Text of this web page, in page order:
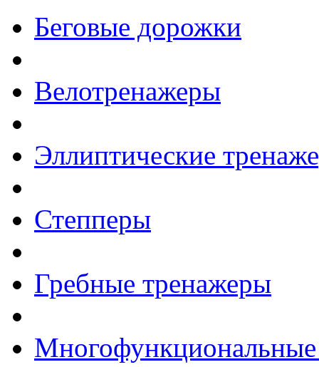
Беговые дорожки
Велотренажеры
Эллиптические
Степперы
Гребные тренажеры